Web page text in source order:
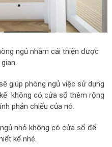
ngủ nhằm cải thiện được
giúp phòng ngủ việc sử dụng
không có cửa sổ thêm rộng
phản chiếu của nó.
nhỏ không có cửa sổ để
kế nhé.